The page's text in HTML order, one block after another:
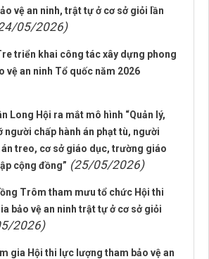
vệ an ninh, trật tự ở cơ sở giỏi lần
05/2026)
triển khai công tác xây dựng phong
vệ an ninh Tổ quốc năm 2026
Long Hội ra mắt mô hình “Quản lý,
người chấp hành án phạt tù, người
án treo, cơ sở giáo dục, trường giáo
cộng đồng” (25/05/2026)
Trôm tham mưu tổ chức Hội thi
bảo vệ an ninh trật tự ở cơ sở giỏi
2026)
gia Hội thi lực lượng tham bảo vệ an